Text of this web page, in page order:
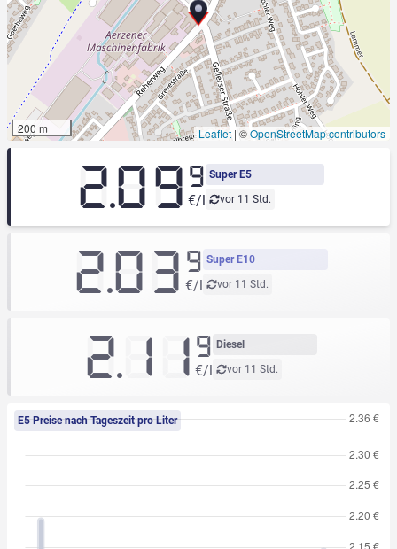
200 m Leaflet | ©OpenStreetMap contributors
Super E5
vor 11 Std.
2.099
€/l
Super E10
vor 11 Std.
2.03 9
€/l
Diesel
vor 11 Std.
2.119
€/l
E5 Preise nach Tageszeit pro Liter